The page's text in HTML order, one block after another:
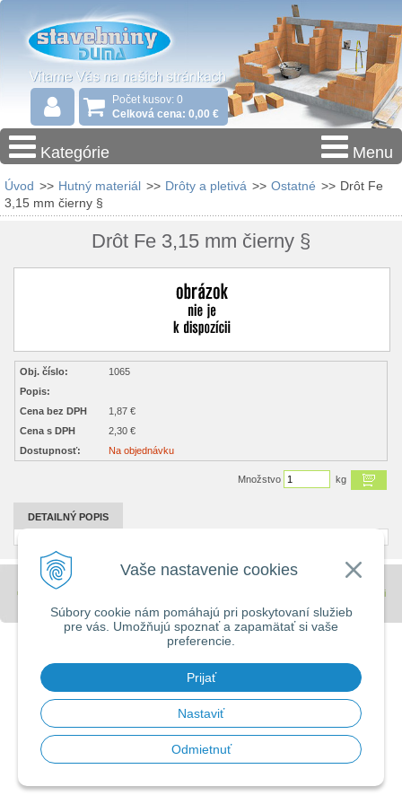
Vaše nastavenie cookies
Súbory cookie nám pomáhajú pri poskytovaní služieb
pre vás. Umožňujú spoznať a zapamätať si vaše
preferencie.
Prijať
Nastaviť
Odmietnuť
Počet kusov: 0
Celková cena: 0,00 €
Kategórie Menu
Úvod >> Hutný materiál >> Drôty a pletivá >> Ostatné >> Drôt Fe
3,15 mm čierny §
Drôt Fe 3,15 mm čierny §
Obj. číslo:
1065
Popis:
Cena bez DPH
1,87 €
Cena s DPH
2,30 €
Dostupnosť:
Na objednávku
Množstvo kg
DETAILNÝ POPIS
© 2026 Stavebniny - DUMA •
spoločnosti
WEBYGROUP